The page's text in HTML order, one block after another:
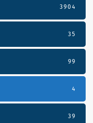
3904
35
99
4
39